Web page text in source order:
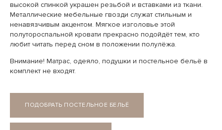
высокой спинкой украшен резьбой и вставками из ткани.
Металлические мебельные гвозди служат стильным и
ненавязчивым акцентом. Мягкое изголовье этой
полутороспальной кровати прекрасно подойдёт тем, кто
любит читать перед сном в положении полулёжа.
Внимание! Матрас, одеяло, подушки и постельное бельё в
комплект не входят.
ПОДОБРАТЬ ПОСТЕЛЬНОЕ БЕЛЬЁ